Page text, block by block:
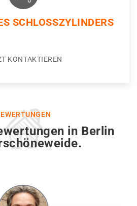
SCHLOSSZYLINDERS
KONTAKTIEREN
in Berlin